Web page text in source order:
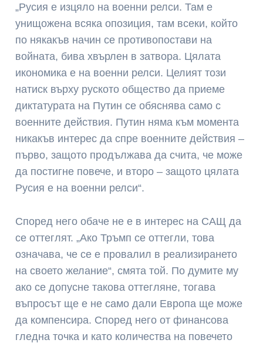
„Русия е изцяло на военни релси. Там е
унищожена всяка опозиция, там всеки, който
по някакъв начин се противопостави на
войната, бива хвърлен в затвора. Цялата
икономика е на военни релси. Целият този
натиск върху руското общество да приеме
диктатурата на Путин се обяснява само с
военните действия. Путин няма към момента
никакъв интерес да спре военните действия –
първо, защото продължава да счита, че може
да постигне повече, и второ – защото цялата
Русия е на военни релси“.
Според него обаче не е в интерес на САЩ да
се оттеглят. „Ако Тръмп се оттегли, това
означава, че се е провалил в реализирането
на своето желание“, смята той. По думите му
ако се допусне такова оттегляне, тогава
въпросът ще е не само дали Европа ще може
да компенсира. Според него от финансова
гледна точка и като количества на повечето